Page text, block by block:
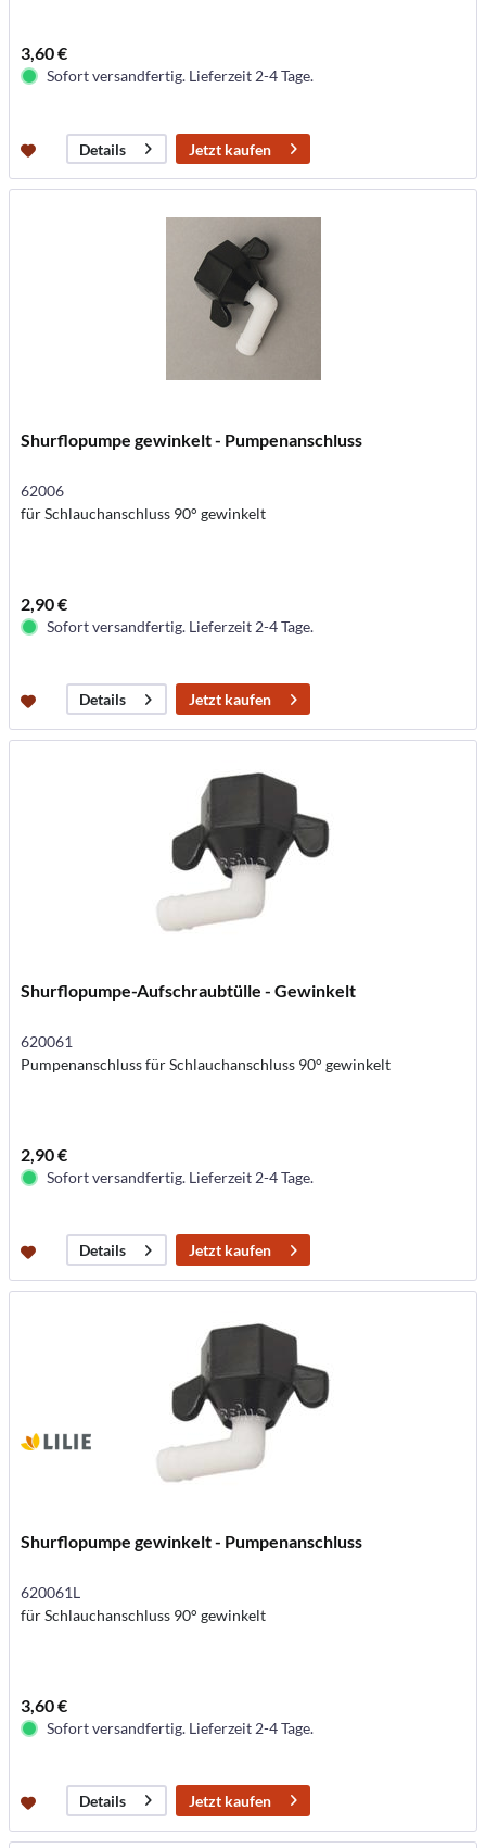
3,60 €
Sofort versandfertig. Lieferzeit 2-4 Tage.
Details Jetzt kaufen
Shurflopumpe gewinkelt - Pumpenanschluss
62006
für Schlauchanschluss 90° gewinkelt
2,90 €
Sofort versandfertig. Lieferzeit 2-4 Tage.
Details Jetzt kaufen
Shurflopumpe-Aufschraubtülle - Gewinkelt
620061
Pumpenanschluss für Schlauchanschluss 90° gewinkelt
2,90 €
Sofort versandfertig. Lieferzeit 2-4 Tage.
Details Jetzt kaufen
Shurflopumpe gewinkelt - Pumpenanschluss
620061L
für Schlauchanschluss 90° gewinkelt
3,60 €
Sofort versandfertig. Lieferzeit 2-4 Tage.
Details Jetzt kaufen